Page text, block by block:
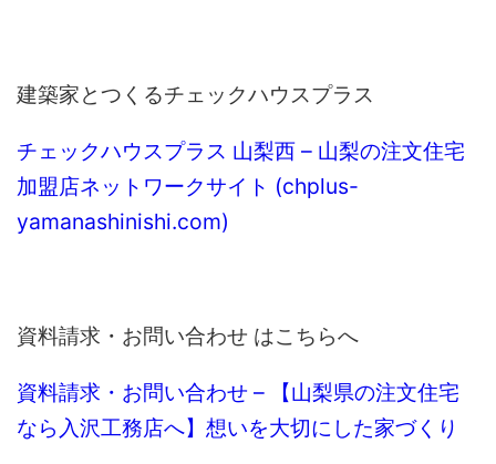
建築家とつくるチェックハウスプラス
チェックハウスプラス 山梨西 – 山梨の注文住宅
加盟店ネットワークサイト (chplus-
yamanashinishi.com)
資料請求・お問い合わせ はこちらへ
資料請求・お問い合わせ – 【山梨県の注文住宅
なら入沢工務店へ】想いを大切にした家づくり